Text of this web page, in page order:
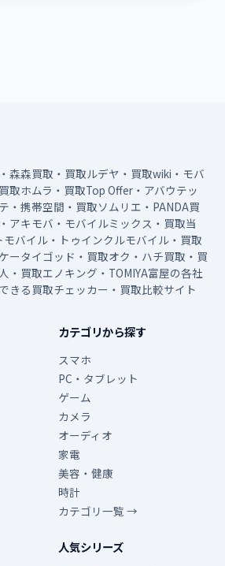
森森買取・買取ルデヤ・買取wiki・モバ
取ホムラ・買取Top Offer・アバウテッ
・携帯空間・買取ソムリエ・PANDA買
アキモバ・モバイルミックス・買取当
バイル・トゥインクルモバイル・買取
ータイゴッド・買取オク・ハチ買取・買
・買取エノキング・TOMIYA富屋の各社
きる買取チェッカー・買取比較サイト
カテゴリから探す
スマホ
PC・タブレット
ゲーム
カメラ
オーディオ
家電
美容・健康
時計
カテゴリ一覧 →
人気シリーズ